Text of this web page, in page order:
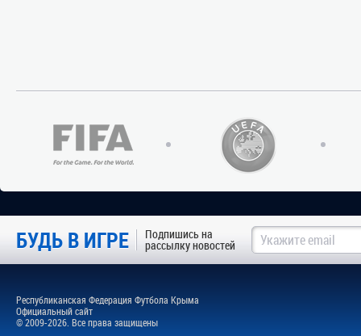
БУДЬ В ИГРЕ Подпишись на
рассылку новостей
Республиканская Федерация Футбола Крыма
Официальный сайт
© 2009-2026. Все права защищены